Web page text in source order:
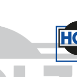
primary
navigation
main
primary
footer